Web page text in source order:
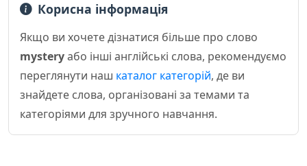
Корисна інформація
Якщо ви хочете дізнатися більше про слово
mysteryабо інші англійські слова, рекомендуємо
переглянути наш каталог категорій, де ви
знайдете слова, організовані за темами та
категоріями для зручного навчання.